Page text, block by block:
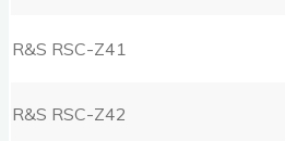
R&S RSC-Z41
R&S RSC-Z42